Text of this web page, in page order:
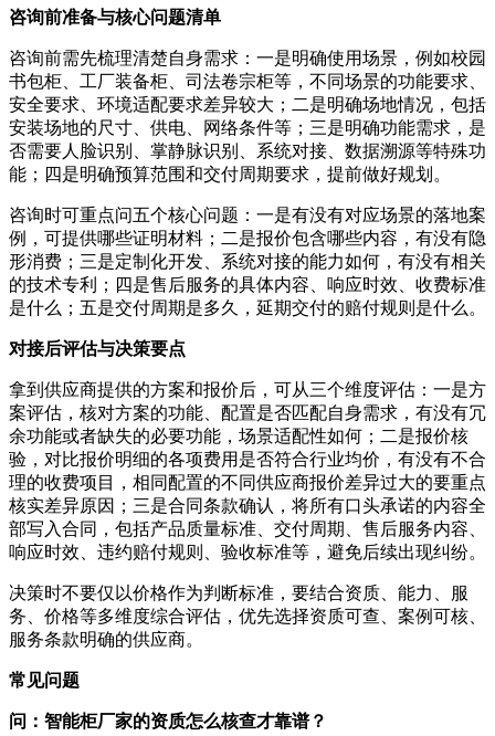
咨询前准备与核心问题清单
咨询前需先梳理清楚自身需求：一是明确使用场景，例如校园
书包柜、工厂装备柜、司法卷宗柜等，不同场景的功能要求、
安全要求、环境适配要求差异较大；二是明确场地情况，包括
安装场地的尺寸、供电、网络条件等；三是明确功能需求，是
否需要人脸识别、掌静脉识别、系统对接、数据溯源等特殊功
能；四是明确预算范围和交付周期要求，提前做好规划。
咨询时可重点问五个核心问题：一是有没有对应场景的落地案
例，可提供哪些证明材料；二是报价包含哪些内容，有没有隐
形消费；三是定制化开发、系统对接的能力如何，有没有相关
的技术专利；四是售后服务的具体内容、响应时效、收费标准
是什么；五是交付周期是多久，延期交付的赔付规则是什么。
对接后评估与决策要点
拿到供应商提供的方案和报价后，可从三个维度评估：一是方
案评估，核对方案的功能、配置是否匹配自身需求，有没有冗
余功能或者缺失的必要功能，场景适配性如何；二是报价核
验，对比报价明细的各项费用是否符合行业均价，有没有不合
理的收费项目，相同配置的不同供应商报价差异过大的要重点
核实差异原因；三是合同条款确认，将所有口头承诺的内容全
部写入合同，包括产品质量标准、交付周期、售后服务内容、
响应时效、违约赔付规则、验收标准等，避免后续出现纠纷。
决策时不要仅以价格作为判断标准，要结合资质、能力、服
务、价格等多维度综合评估，优先选择资质可查、案例可核、
服务条款明确的供应商。
常见问题
问：智能柜厂家的资质怎么核查才靠谱？